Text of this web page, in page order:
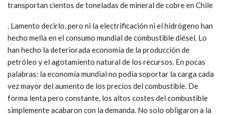
transportan cientos de toneladas de mineral de cobre en Chile
. Lamento decirlo, pero ni la electrificación ni el hidrógeno han
hecho mella en el consumo mundial de combustible diésel. Lo
han hecho la deteriorada economía de la producción de
petróleo y el agotamiento natural de los recursos. En pocas
palabras: la economía mundial no podía soportar la carga cada
vez mayor del aumento de los precios del combustible. De
forma lenta pero constante, los altos costes del combustible
simplemente acabaron con la demanda. No solo obligaron a la